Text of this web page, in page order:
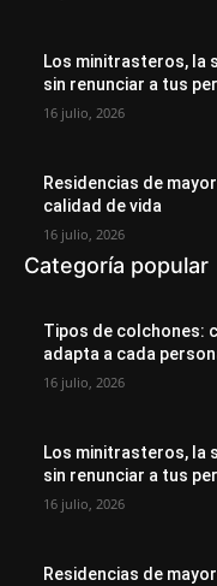
Los minitrasteros, la
sin renunciar a tus
16 julio, 2026
Residencias de
calidad de vida
16 julio, 2026
Categoría popular
Tipos de colchones:
adapta a cada
16 julio, 2026
Los minitrasteros, la
sin renunciar a tus
16 julio, 2026
Residencias de